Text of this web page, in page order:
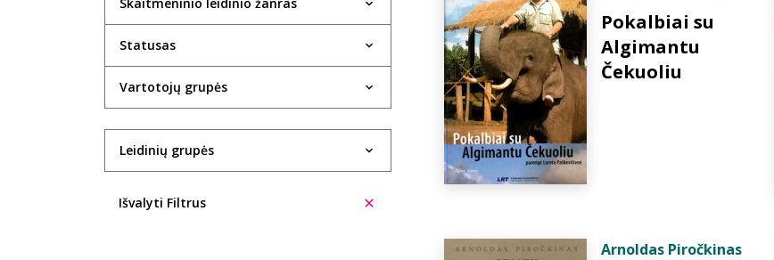
Evelina Aleliūnienė
Rasa Alenskaitė
Kristin Allison
Trinidad López Álvarez
Ūla Ambrasaitė
Statusas
Vartotojų grupės
Leidinių grupės
Išvalyti Filtrus
Pokalbiai su
Algimantu
Čekuoliu
Arnoldas Piročkinas